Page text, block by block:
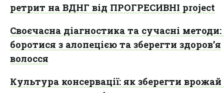
ретрит на ВДНГ від ПРОГРЕСИВНІ project
Своєчасна діагностика та сучасні
боротися з алопецією та зберегти здоров’я
волосся
Культура консервації: як зберегти врожай